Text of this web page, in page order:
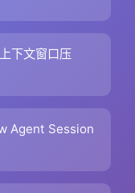
下文窗口压
Agent Session